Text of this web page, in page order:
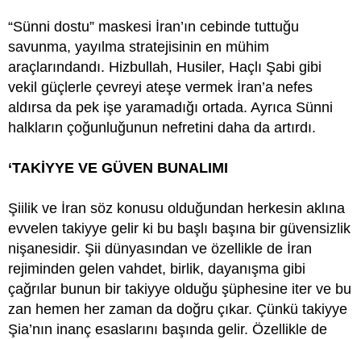
“Sünni dostu” maskesi İran’ın cebinde tuttuğu
savunma, yayılma stratejisinin en mühim
araçlarındandı. Hizbullah, Husiler, Haçlı Şabi gibi
vekil güçlerle çevreyi ateşe vermek İran’a nefes
aldırsa da pek işe yaramadığı ortada. Ayrıca Sünni
halkların çoğunluğunun nefretini daha da artırdı.
‘TAKİYYE VE GÜVEN BUNALIMI
Şiilik ve İran söz konusu olduğundan herkesin aklına
evvelen takiyye gelir ki bu başlı başına bir güvensizlik
nişanesidir. Şii dünyasından ve özellikle de İran
rejiminden gelen vahdet, birlik, dayanışma gibi
çağrılar bunun bir takiyye olduğu şüphesine iter ve bu
zan hemen her zaman da doğru çıkar. Çünkü takiyye
Şia’nın inanç esaslarını başında gelir. Özellikle de